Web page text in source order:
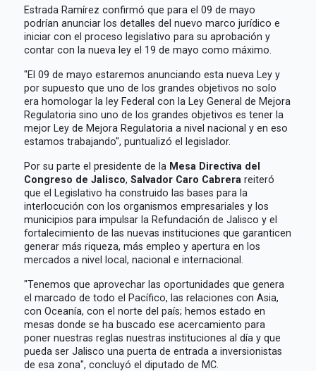
Estrada Ramírez confirmó que para el 09 de mayo
podrían anunciar los detalles del nuevo marco jurídico e
iniciar con el proceso legislativo para su aprobación y
contar con la nueva ley el 19 de mayo como máximo.
"El 09 de mayo estaremos anunciando esta nueva Ley y
por supuesto que uno de los grandes objetivos no solo
era homologar la ley Federal con la Ley General de Mejora
Regulatoria sino uno de los grandes objetivos es tener la
mejor Ley de Mejora Regulatoria a nivel nacional y en eso
estamos trabajando", puntualizó el legislador.
Por su parte el presidente de la Mesa Directiva del
Congreso de Jalisco, Salvador Caro Cabrera reiteró
que el Legislativo ha construido las bases para la
interlocución con los organismos empresariales y los
municipios para impulsar la Refundación de Jalisco y el
fortalecimiento de las nuevas instituciones que garanticen
generar más riqueza, más empleo y apertura en los
mercados a nivel local, nacional e internacional.
"Tenemos que aprovechar las oportunidades que genera
el marcado de todo el Pacífico, las relaciones con Asia,
con Oceanía, con el norte del país; hemos estado en
mesas donde se ha buscado ese acercamiento para
poner nuestras reglas nuestras instituciones al día y que
pueda ser Jalisco una puerta de entrada a inversionistas
de esa zona", concluyó el diputado de MC.